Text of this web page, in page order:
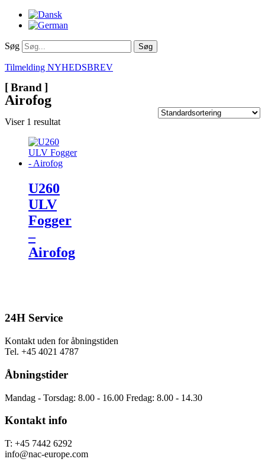
Søg Søg
Tilmelding NYHEDSBREV
Brand
Airofog
Viser 1 resultat
U260
ULV
Fogger
–
Airofog
24H Service
Kontakt uden for åbningstiden
Tel. +45 4021 4787
Åbningstider
Mandag - Torsdag: 8.00 - 16.00 Fredag: 8.00 - 14.30
Kontakt info
T: +45 7442 6292
info@nac-europe.com